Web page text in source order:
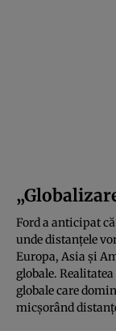
Ford a anticipat
unde distanțele
Europa, Asia și
globale.
globale care
micșorând